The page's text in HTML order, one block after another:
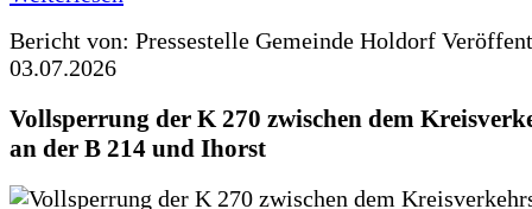
Bericht von: Pressestelle Gemeinde Holdorf
03.07.2026
Vollsperrung der K 270 zwischen dem
an der B 214 und Ihorst